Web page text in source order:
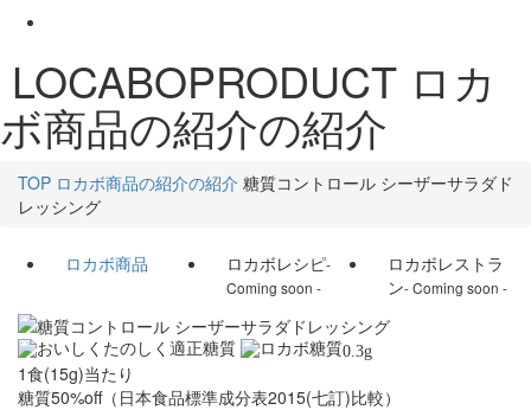
LOCABOPRODUCT ロカ
ボ商品の紹介の紹介
TOP ロカボ商品の紹介の紹介 糖質コントロール シーザーサラダド
レッシング
ロカボ商品 ロカボレシピ-
Coming soon -
ロカボレストラ
ン- Coming soon -
0.3g
1食(15g)当たり
糖質50%off（日本食品標準成分表2015(七訂)比較）